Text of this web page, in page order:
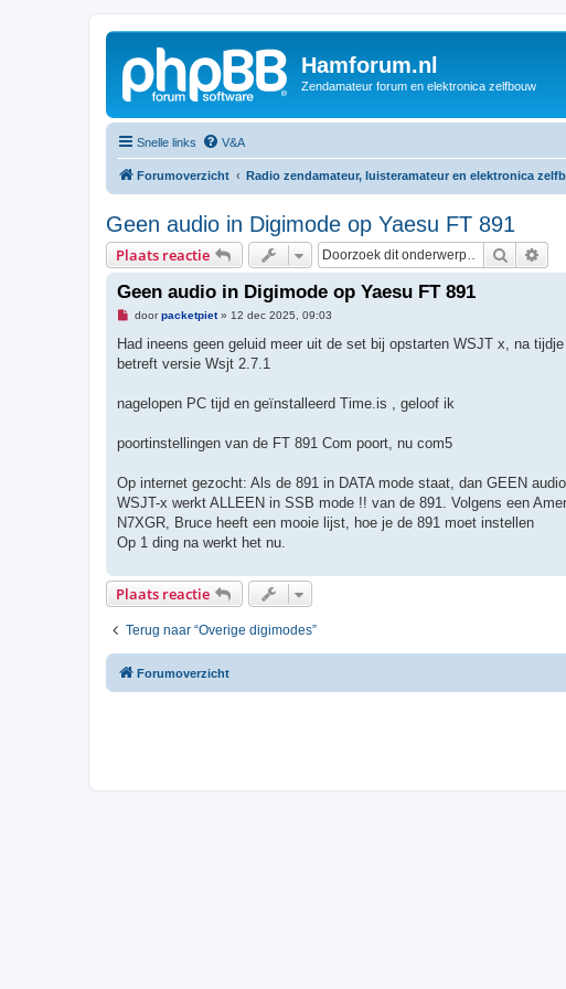
Hamforum.nl
Zendamateur forum en elektronica zelfbouw
Snelle links V&A
Forumoverzicht Radio zendamateur, luisteramateur en elektronica
Geen audio in Digimode op Yaesu FT 891
Plaats reactie Zoek
Geen audio in Digimode op Yaesu FT 891
O
g
l
e
e
c
h
doorpacketpiet» 12 dec 2025, 09:03
Had ineens geen geluid meer uit de set bij opstarten WSJT x, na
betreft versie Wsjt 2.7.1
nagelopen PC tijd en geïnstalleerd Time.is , geloof ik
poortinstellingen van de FT 891 Com poort, nu com5
Op internet gezocht: Als de 891 in DATA mode staat, dan GEEN
WSJT-x werkt ALLEEN in SSB mode !! van de 891. Volgens een
N7XGR, Bruce heeft een mooie lijst, hoe je de 891 moet instellen
Op 1 ding na werkt het nu.
Plaats reactie
Terug naar “Overige digimodes”
Forumoverzicht